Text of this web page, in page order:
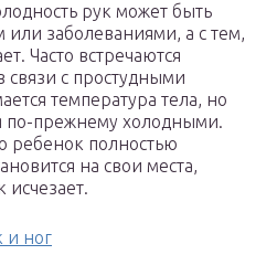
рук может быть
или заболеваниями, а с тем,
Часто встречаются
связи с простудными
температура тела, но
по-прежнему холодными.
ребенок полностью
на свои места,
и ног